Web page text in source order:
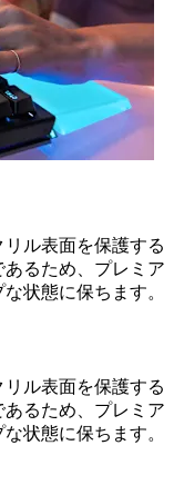
ル表面を保護する
るため、プレミア
状態に保ちます。
ル表面を保護する
るため、プレミア
状態に保ちます。